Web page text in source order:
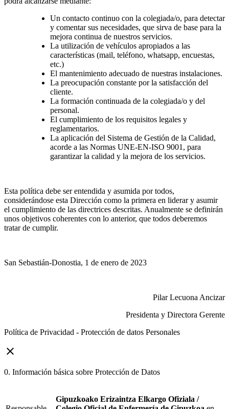
Un contacto continuo con la colegiada/o, para detectar
y comentar sus necesidades, que sirva de base para la
mejora continua de nuestros servicios.
La utilización de vehículos apropiados a las
características (mail, teléfono, whatsapp, encuestas,
etc.)
El mantenimiento adecuado de nuestras instalaciones.
La preocupación constante por la satisfacción del
cliente.
La formación continuada de la colegiada/o y del
personal.
El cumplimiento de los requisitos legales y
reglamentarios.
La aplicación del Sistema de Gestión de la Calidad,
acorde a las Normas UNE-EN-ISO 9001, para
garantizar la calidad y la mejora de los servicios.
Esta política debe ser entendida y asumida por todos,
considerándose esta Dirección como la primera en liderar y asumir
el cumplimiento de las directrices descritas. Anualmente se definirán
unos objetivos coherentes con lo anterior, que todos deberemos
tratar de cumplir.
San Sebastián-Donostia, 1 de enero de 2023
Pilar Lecuona Ancizar
Presidenta y Directora Gerente
Política de Privacidad - Protección de datos Personales
close
0. Información básica sobre Protección de Datos
Gipuzkoako Erizaintza Elkargo Ofiziala /